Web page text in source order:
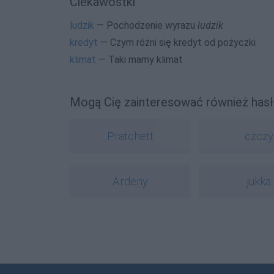
ludzik — Pochodzenie wyrazu ludzik
kredyt — Czym różni się kredyt od pożyczki
klimat — Taki mamy klimat
Mogą Cię zainteresować również
Pratchett czczy
Ardeny jukka